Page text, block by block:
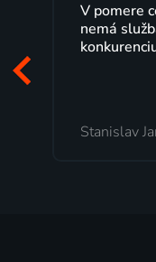
V pomere
nemá
Stanislav